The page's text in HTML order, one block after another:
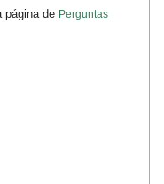
página de Perguntas